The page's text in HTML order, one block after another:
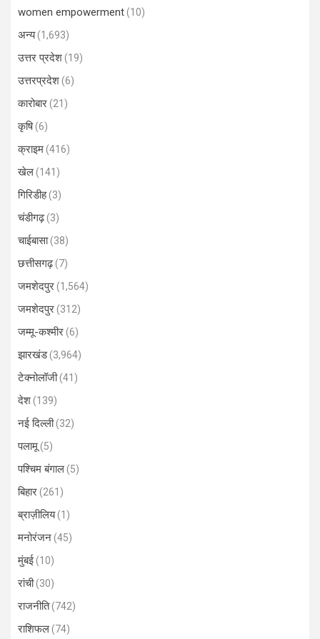
women empowerment(10)
अन्य(1,693)
उत्तर प्रदेश(19)
उत्तरप्रदेश(6)
कारोबार(21)
कृषि(6)
क्राइम(416)
खेल(141)
गिरिडीह(3)
चंडीगढ़(3)
चाईबासा(38)
छत्तीसगढ़(7)
जमशेदपुर(1,564)
जमशेदपुर(312)
जम्मू-कश्मीर(6)
झारखंड(3,964)
टेक्नोलॉजी(41)
देश(139)
नई दिल्ली(32)
पलामू(5)
पश्चिम बंगाल(5)
बिहार(261)
ब्राज़ीलिय(1)
मनोरंजन(45)
मुंबई(10)
रांची(30)
राजनीति(742)
राशिफल(74)